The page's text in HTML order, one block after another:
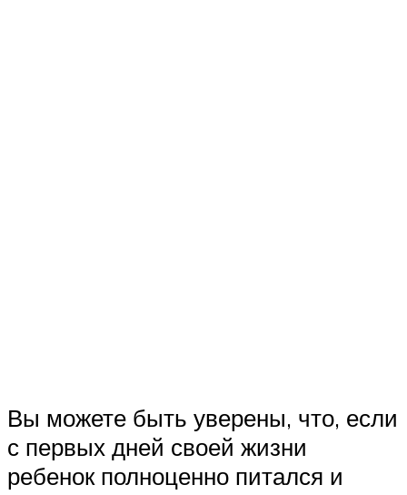
Вы можете быть уверены, что, если
с первых дней своей жизни
ребенок полноценно питался и